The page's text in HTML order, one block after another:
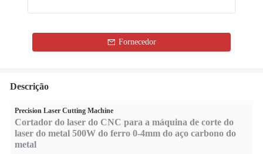
Fornecedor
Descrição
Precision Laser Cutting Machine
Cortador do laser do CNC para a máquina de corte do
laser do metal 500W do ferro 0-4mm do aço carbono do
metal